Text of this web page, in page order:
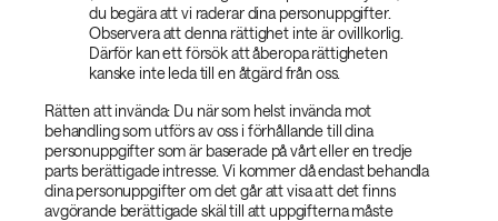
du begära att vi raderar dina personuppgifter.
Observera att denna rättighet inte är ovillkorlig.
Därför kan ett försök att åberopa rättigheten
kanske inte leda till en åtgärd från oss.
Rätten att invända: Du när som helst invända mot
behandling som utförs av oss i förhållande till dina
personuppgifter som är baserade på vårt eller en tredje
parts berättigade intresse. Vi kommer då endast behandla
dina personuppgifter om det går att visa att det finns
avgörande berättigade skäl till att uppgifterna måste